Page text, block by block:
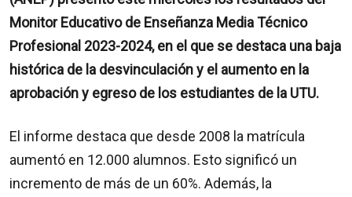
Monitor Educativo de Enseñanza Media Técnico
Profesional 2023-2024, en el que se destaca una baja
histórica de la desvinculación y el aumento en la
aprobación y egreso de los estudiantes de la UTU.
El informe destaca que desde 2008 la matrícula
aumentó en 12.000 alumnos. Esto significó un
incremento de más de un 60%. Además, la